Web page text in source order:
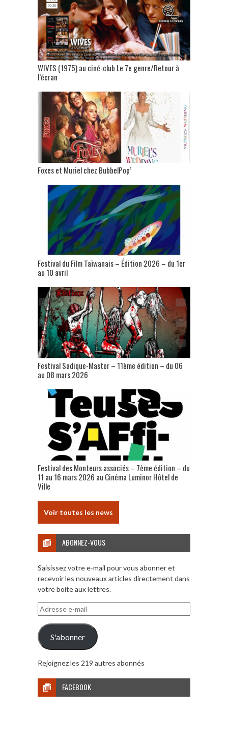
WIVES (1975) au ciné-club Le 7e genre/Retour à
l’écran
Foxes et Muriel chez BubbelPop’
Festival du Film Taïwanais – Édition 2026 – du 1er
au 10 avril
Festival Sadique-Master – 11ème édition – du 06
au 08 mars 2026
Festival des Monteurs associés – 7ème édition – du
11 au 16 mars 2026 au Cinéma Luminor Hôtel de
Ville
Voir toutes les news
ABONNEZ-VOUS
Saisissez votre e-mail pour vous abonner et
recevoir les nouveaux articles directement dans
votre boite aux lettres.
Adresse
e-
mail
S'abonner
Rejoignez les 219 autres abonnés
FACEBOOK